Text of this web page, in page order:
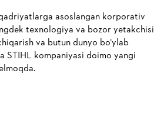
asoslangan korporativ
texnologiya va bozor yetakchisi
va butun dunyo bo‘ylab
STIHL kompaniyasi doimo yangi